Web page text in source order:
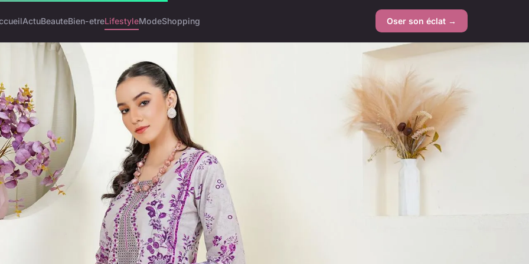
ActuBeauteBien-etreLifestyleModeShopping Oser son éclat →